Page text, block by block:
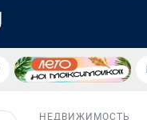
НЕДВИЖИМОСТЬ